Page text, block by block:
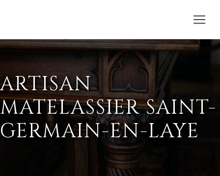
ARTISAN
MATELASSIER SAINT-
GERMAIN-EN-LAYE